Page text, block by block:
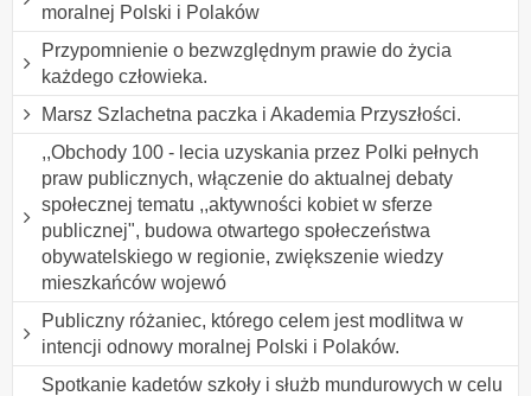
moralnej Polski i Polaków
Przypomnienie o bezwzględnym prawie do życia
każdego człowieka.
Marsz Szlachetna paczka i Akademia Przyszłości.
,,Obchody 100 - lecia uzyskania przez Polki pełnych
praw publicznych, włączenie do aktualnej debaty
społecznej tematu ,,aktywności kobiet w sferze
publicznej", budowa otwartego społeczeństwa
obywatelskiego w regionie, zwiększenie wiedzy
mieszkańców wojewó
Publiczny różaniec, którego celem jest modlitwa w
intencji odnowy moralnej Polski i Polaków.
Spotkanie kadetów szkoły i służb mundurowych w celu